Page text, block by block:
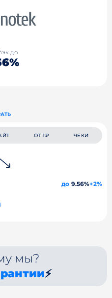
до
ОТ 1₽ ЧЕКИ
до 9.56%+2%
мы?
⚡